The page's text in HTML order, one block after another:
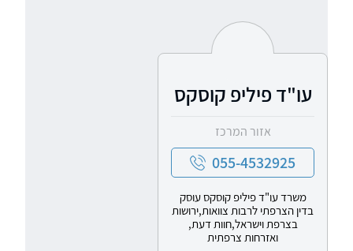
עו"ד פיליפ קוסקס
אזור המרכז
055-4532925
משרד עו"ד פיליפ קוסקס עוסק
בדין הצרפתי לרבות צוואות,ירושות
בצרפת וישראל,חוות דעת,
ואזרחות צרפתית